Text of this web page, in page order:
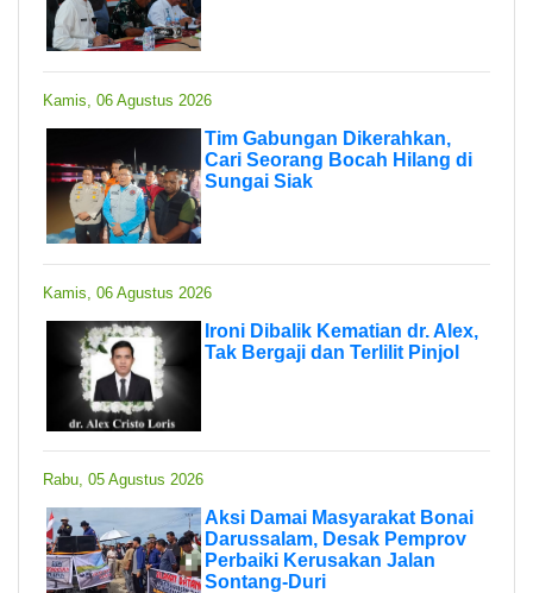
Kamis, 06 Agustus 2026
Tim Gabungan Dikerahkan,
Cari Seorang Bocah Hilang di
Sungai Siak
Kamis, 06 Agustus 2026
Ironi Dibalik Kematian dr. Alex,
Tak Bergaji dan Terlilit Pinjol
Rabu, 05 Agustus 2026
Aksi Damai Masyarakat Bonai
Darussalam, Desak Pemprov
Perbaiki Kerusakan Jalan
Sontang-Duri